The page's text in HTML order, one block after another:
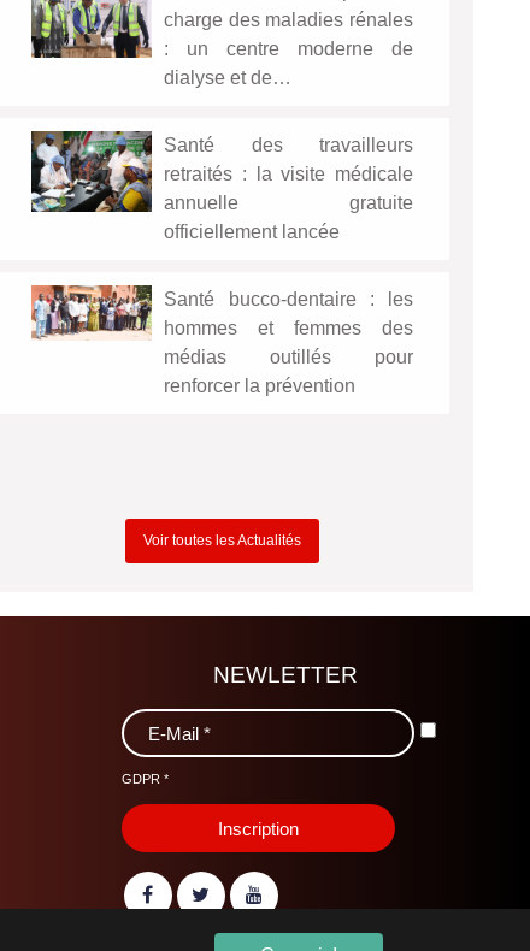
charge des maladies rénales
: un centre moderne de
dialyse et de…
Santé des travailleurs
retraités : la visite médicale
annuelle gratuite
officiellement lancée
Santé bucco-dentaire : les
hommes et femmes des
médias outillés pour
renforcer la prévention
Voir toutes les Actualités
NEWLETTER
GDPR *